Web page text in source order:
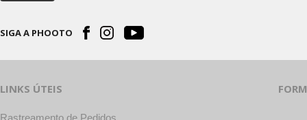
SIGA A PHOOTO
LINKS ÚTEIS
Rastreamento de Pedidos